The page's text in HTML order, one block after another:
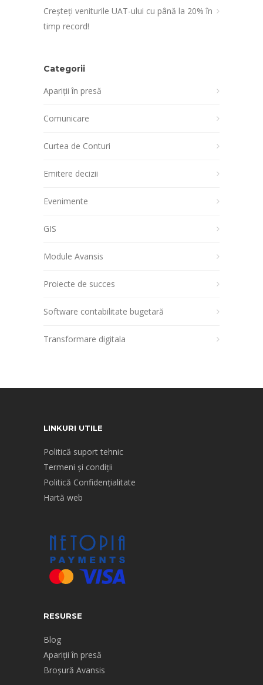
Creșteți veniturile UAT-ului cu până la 20% în
timp record!
Categorii
Apariții în presă
Comunicare
Curtea de Conturi
Emitere decizii
Evenimente
GIS
Module Avansis
Proiecte de succes
Software contabilitate bugetară
Transformare digitala
LINKURI UTILE
Politică suport tehnic
Termeni și condiții
Politică Confidențialitate
Hartă web
RESURSE
Blog
Apariții în presă
Broșură Avansis